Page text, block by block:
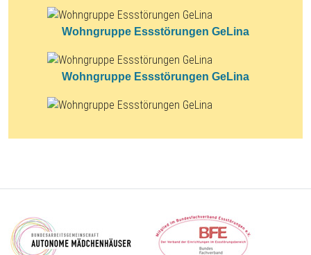
Wohngruppe Essstörungen GeLina
Wohngruppe Essstörungen GeLina